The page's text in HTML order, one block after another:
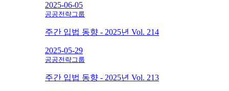
2025-06-05
공공전략그룹
주간 입법 동향 - 2025년 Vol. 214
2025-05-29
공공전략그룹
주간 입법 동향 - 2025년 Vol. 213